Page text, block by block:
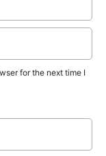
for the next time I